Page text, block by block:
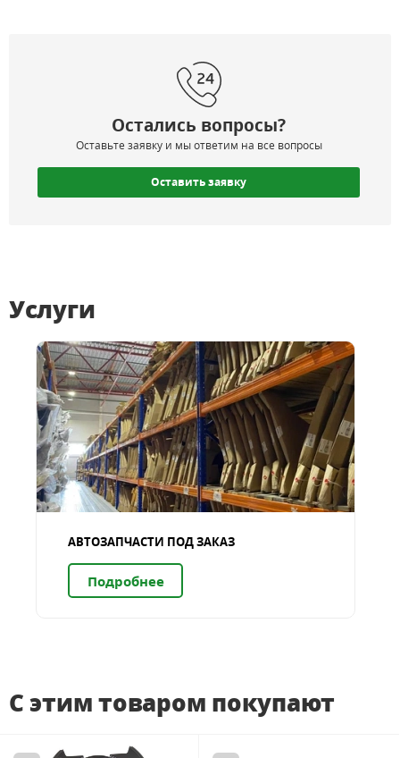
Остались вопросы?
Оставьте заявку и мы ответим на все вопросы
Оставить заявку
Услуги
АВТОЗАПЧАСТИ ПОД ЗАКАЗ
Подробнее
С этим товаром покупают